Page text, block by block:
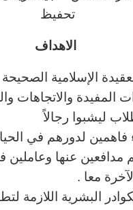
تحفيظ
الاهداف
الإسلامية
المفيدة والاتجاهات
ليشبوا رجالاً
فاهمين لدورهم في
مدافعين عنها وعاملين
معا .
البشرية اللازمة